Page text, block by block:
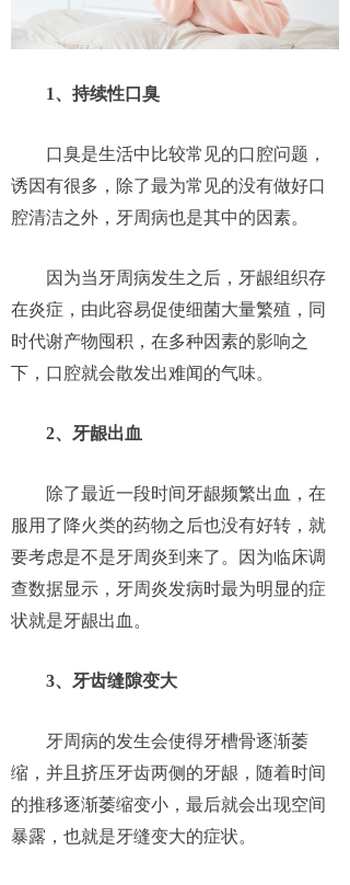
1、持续性口臭
口臭是生活中比较常见的口腔问题，
诱因有很多，除了最为常见的没有做好口
腔清洁之外，牙周病也是其中的因素。
因为当牙周病发生之后，牙龈组织存
在炎症，由此容易促使细菌大量繁殖，同
时代谢产物囤积，在多种因素的影响之
下，口腔就会散发出难闻的气味。
2、牙龈出血
除了最近一段时间牙龈频繁出血，在
服用了降火类的药物之后也没有好转，就
要考虑是不是牙周炎到来了。因为临床调
查数据显示，牙周炎发病时最为明显的症
状就是牙龈出血。
3、牙齿缝隙变大
牙周病的发生会使得牙槽骨逐渐萎
缩，并且挤压牙齿两侧的牙龈，随着时间
的推移逐渐萎缩变小，最后就会出现空间
暴露，也就是牙缝变大的症状。